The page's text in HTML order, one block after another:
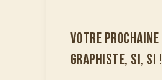
VOTRE PROCHAINE
GRAPHISTE, SI, SI !